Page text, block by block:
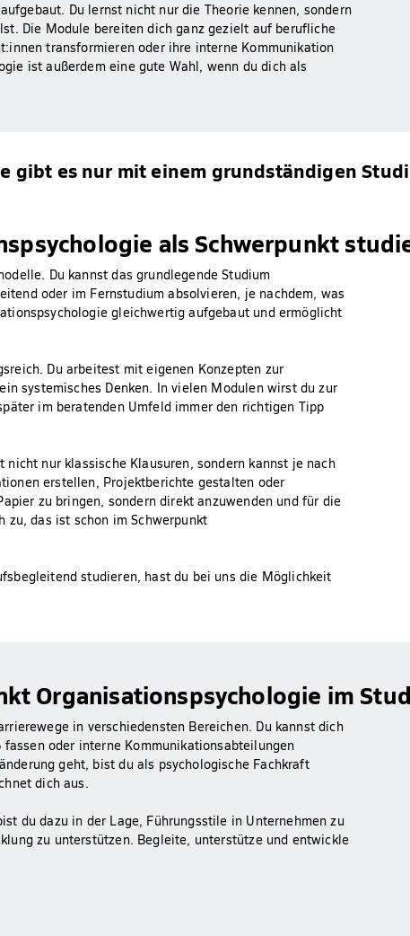
Du lernst nicht nur die Theorie kennen, sondern
Die Module bereiten dich ganz gezielt auf berufliche
transformieren oder ihre interne Kommunikation
ist außerdem eine gute Wahl, wenn du dich als
gibt es nur mit einem grundständigen
als Schwerpunkt
Du kannst das grundlegende Studium
oder im Fernstudium absolvieren, je nachdem, was
gleichwertig aufgebaut und ermöglicht
Du arbeitest mit eigenen Konzepten zur
systemisches Denken. In vielen Modulen wirst du zur
im beratenden Umfeld immer den richtigen Tipp
nur klassische Klausuren, sondern kannst je nach
erstellen, Projektberichte gestalten oder
zu bringen, sondern direkt anzuwenden und für die
zu, das ist schon im Schwerpunkt
studieren, hast du bei uns die Möglichkeit
Organisationspsychologie im
in verschiedensten Bereichen. Du kannst dich
oder interne Kommunikationsabteilungen
geht, bist du als psychologische Fachkraft
dich aus.
du dazu in der Lage, Führungsstile in Unternehmen zu
zu unterstützen. Begleite, unterstütze und entwickle